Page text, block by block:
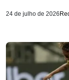
24 de julho de 2026